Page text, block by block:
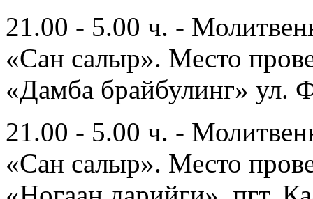
21.00 - 5.00 ч. -
«Сан салыр». Место
«Дамба брайбулинг» ул.
21.00 - 5.00 ч. -
«Сан салыр». Место